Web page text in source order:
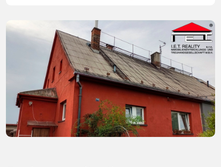
Další fotografie (20)